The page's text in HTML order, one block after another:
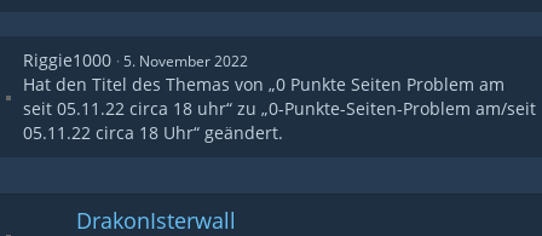
Riggie1000 5. November 2022
Hat den Titel des Themas von „0 Punkte Seiten Problem am
seit 05.11.22 circa 18 uhr“ zu „0-Punkte-Seiten-Problem am/seit
05.11.22 circa 18 Uhr“ geändert.
DrakonIsterwall